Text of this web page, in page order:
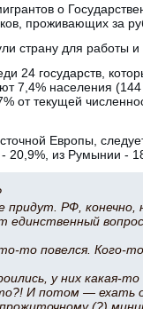
о
проживающих за
страну для работы и
24 государств,
7,4% населения
от текущей
Европы,
20,9%, из Румынии -
придут. РФ, конечно,
единственный
то повелся. Кого-
у них какая-
И потом — ехать
(?)